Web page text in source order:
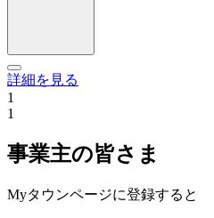
詳細を見る
1
1
事業主の皆さま
Myタウンページに登録すると